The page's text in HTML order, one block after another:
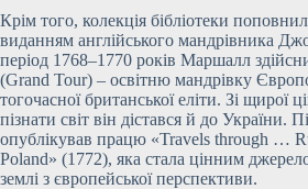
Крім того, колекція бібліотеки
виданням англійського мандрівника
період 1768–1770 років Маршалл
(Grand Tour) – освітню мандрівку
тогочасної британської еліти. Зі щирої
пізнати світ він дістався й до України.
опублікував працю «Travels through …
Poland» (1772), яка стала цінним
землі з європейської перспективи.